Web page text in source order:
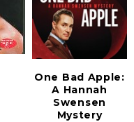
One Bad Apple:
A Hannah
Swensen
Mystery